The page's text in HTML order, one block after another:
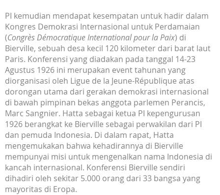
PI kemudian mendapat kesempatan untuk hadir dalam
Kongres Demokrasi Internasional untuk Perdamaian
(Congrès Démocratique International pour la Paix) di
Bierville, sebuah desa kecil 120 kilometer dari barat laut
Paris. Konferensi yang diadakan pada tanggal 14-23
Agustus 1926 ini merupakan event tahunan yang
diorganisasi oleh Ligue de la Jeune-République atas
dorongan utama dari gerakan demokrasi internasional
di bawah pimpinan bekas anggota parlemen Perancis,
Marc Sangnier. Hatta sebagai ketua PI kepengurusan
1926 berangkat ke Bierville sebagai perwakilan dari PI
dan pemuda Indonesia. Di dalam rapat, Hatta
mengemukakan bahwa kehadirannya di Bierville
mempunyai misi untuk mengenalkan nama Indonesia di
kancah internasional. Konferensi Bierville sendiri
dihadiri oleh sekitar 5.000 orang dari 33 bangsa yang
mayoritas di Eropa.